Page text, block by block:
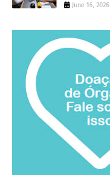
June 16, 2026